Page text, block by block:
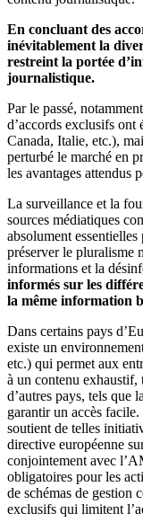
En concluant des
inévitablement la
restreint la portée
journalistique.
Par le passé,
d’accords exclusifs ont
Canada, Italie, etc.),
perturbé le marché en
les avantages attendus
La surveillance et la
sources médiatiques
absolument
préserver le pluralisme
informations et la
informés sur les
la même information
Dans certains pays
existe un
etc.) qui permet aux
à un contenu exhaustif,
d’autres pays, tels que
garantir un accès
soutient de telles
directive européenne
conjointement avec
obligatoires pour les
de schémas de gestion
exclusifs qui limitent